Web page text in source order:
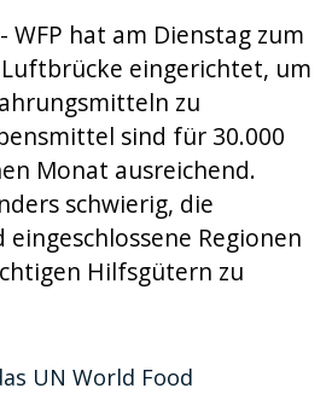
WFP hat am Dienstag zum
eingerichtet, um
zu
sind für 30.000
Monat ausreichend.
schwierig, die
Regionen
Hilfsgütern zu
UN World Food